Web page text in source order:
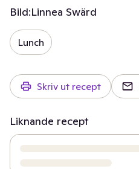
Bild:Linnea Swärd
Lunch
Skriv ut recept
Liknande recept